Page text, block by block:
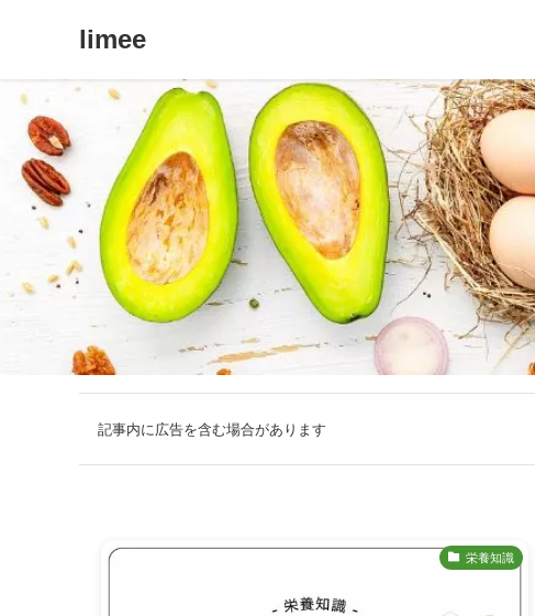
limee
記事内に広告を含む場合があります
栄養知識